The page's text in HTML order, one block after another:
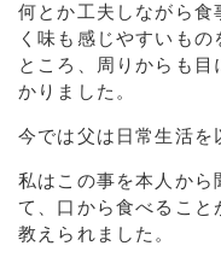
何とか工夫しながら食
く味も感じやすいも
ところ、周りからも
かりました。
今では父は日常生活を
私はこの事を本人か
て、口から食べること
教えられました。